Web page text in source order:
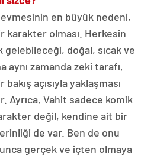
en büyük nedeni,
karakter olması. Herkesin
gelebileceği, doğal, sıcak ve
aynı zamanda zeki tarafı,
açısıyla yaklaşması
Ayrıca, Vahit sadece komik
değil, kendine ait bir
de var. Ben de onu
gerçek ve içten olmaya